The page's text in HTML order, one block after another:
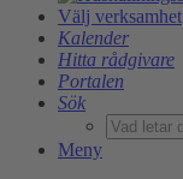
Välj verksamhet
Kalender
Hitta rådgivare
Portalen
Sök
Meny